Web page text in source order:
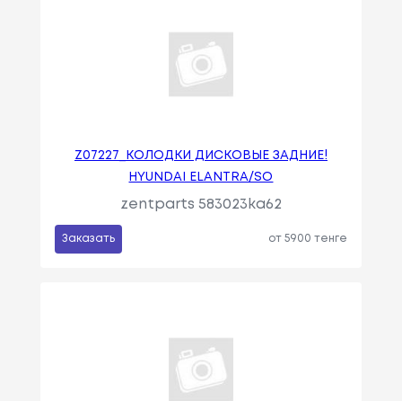
Z07227_КОЛОДКИ ДИСКОВЫЕ ЗАДНИЕ!
HYUNDAI ELANTRA/SO
zentparts 583023ka62
Заказать от 5900 тенге